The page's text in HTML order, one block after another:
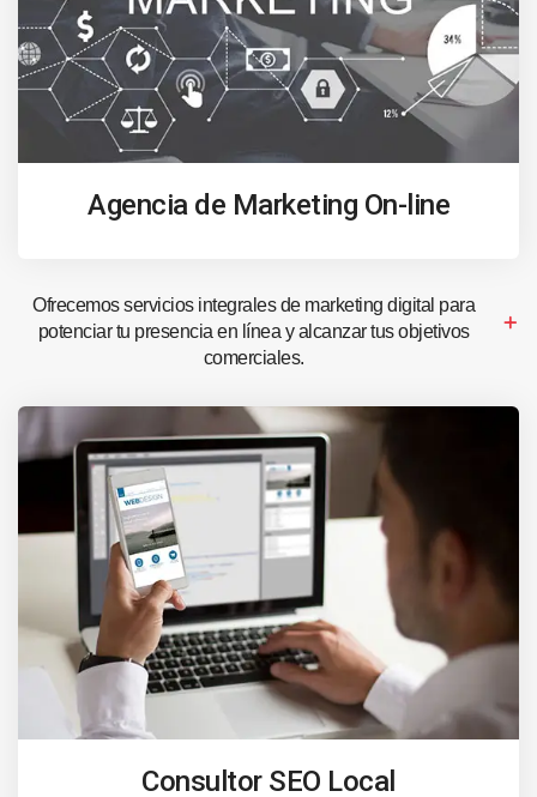
Agencia de Marketing On-line
Ofrecemos servicios integrales de marketing digital para
potenciar tu presencia en línea y alcanzar tus objetivos
comerciales.
Consultor SEO Local